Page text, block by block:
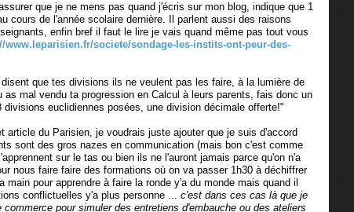
que je ne mens pas quand j'écris sur mon blog, indique que 1
cours de l'année scolaire dernière. Il parlent aussi des raisons
enfin bref il faut le lire je vais quand même pas tout vous
www.leparisien.fr/societe/sondage-les-instits-ont-peur-des-
que tes divisions ils ne veulent pas les faire, à la lumière de
mal vendu ta progression en Calcul à leurs parents, fais donc un
euclidiennes posées, une division décimale offerte!"
article du Parisien, je voudrais juste ajouter que je suis d'accord
sont des gros nazes en communication (mais bon c'est comme
sur le tas ou bien ils ne l'auront jamais parce qu'on n'a
nous faire faire des formations où on va passer 1h30 à déchiffrer
pour apprendre à faire la ronde y'a du monde mais quand il
conflictuelles y'a plus personne ... c'est dans ces cas là que je
pour simuler des entretiens d'embauche ou des ateliers